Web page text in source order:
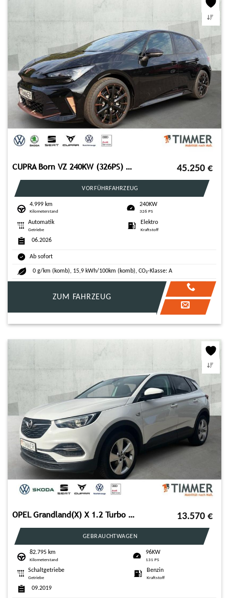
CUPRA Born VZ 240KW (326PS) *DSG*AHK*NAVI*HEAD-UP*SENN 45.250 €
VORFÜHRFAHRZEUG
4.999 km
Kilometerstand
240KW
326 PS
Automatik
Getriebe
Elektro
Kraftstoff
06.2026
Ab sofort
0 g/km (komb), 15,9 kWh/100km (komb), CO₂-Klasse: A
ZUM FAHRZEUG
OPEL Grandland(X) X 1.2 Turbo Edition 96KW (131PS) 6- 13.570 €
GEBRAUCHTWAGEN
82.795 km
Kilometerstand
96KW
131 PS
Schaltgetriebe
Getriebe
Benzin
Kraftstoff
09.2019